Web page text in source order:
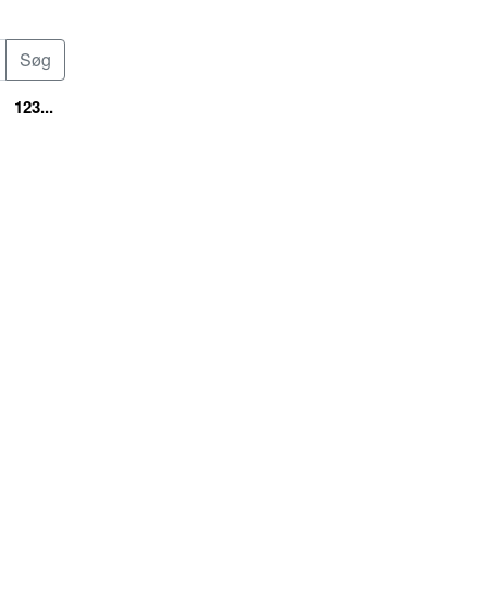
123...